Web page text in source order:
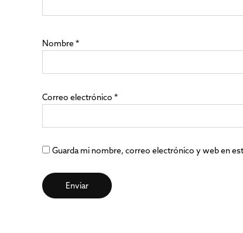
Nombre*
Correo electrónico *
Guarda mi nombre, correo electrónico y web en